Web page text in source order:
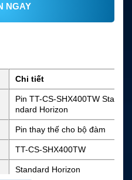
NGAY
Chi tiết
Pin TT-CS-SHX400TW Sta
ndard Horizon
Pin thay thế cho bộ đàm
TT-CS-SHX400TW
Standard Horizon